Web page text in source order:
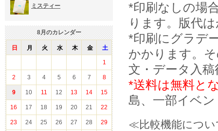
ミスティー
8月のカレンダー
日 月 火 水 木 金 土
1
2 3 4 5 6 7 8
9 10 11 12 13 14 15
16 17 18 19 20 21 22
23 24 25 26 27 28 29
*印刷なしの場
ります。版代
*印刷にグラデ
かかります。
文・データ入
*送料は無料と
島、一部イベ
≪比較機能につ